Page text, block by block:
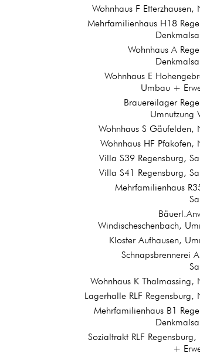
Wohnhaus F Etterzhausen,
Mehrfamilienhaus H18
Wohnhaus A
Wohnhaus E
Umbau +
Brauereilager
Umnutzung
Wohnhaus S Gäufelden,
Wohnhaus HF Pfakofen,
Villa S39 Regensburg,
Villa S41 Regensburg,
Mehrfamilienhaus
Windischeschenbach,
Kloster Aufhausen,
Schnapsbrennerei
Wohnhaus K Thalmassing,
Lagerhalle RLF Regensburg,
Mehrfamilienhaus B1
Sozialtrakt RLF
+